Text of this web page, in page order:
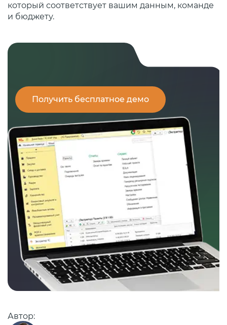
который соответствует вашим данным, команде
и бюджету.
Получить бесплатное демо
Автор: